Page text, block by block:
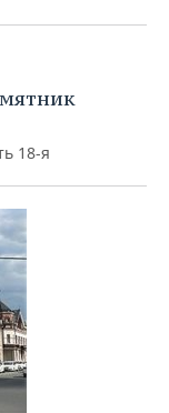
18-я